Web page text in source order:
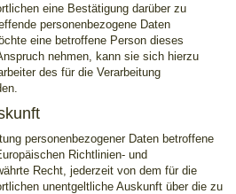
eine Bestätigung darüber zu
personenbezogene Daten
eine betroffene Person dieses
nehmen, kann sie sich hierzu
des für die Verarbeitung
personenbezogener Daten betroffene
Richtlinien- und
Recht, jederzeit von dem für die
unentgeltliche Auskunft über die zu